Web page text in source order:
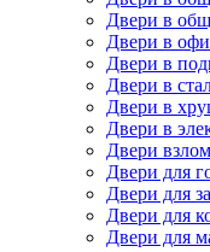
Двери в
Двери в
Двери в
Двери в
Двери в
Двери в
Двери
Двери для
Двери для
Двери для
Двери для